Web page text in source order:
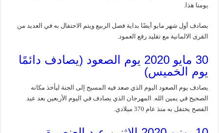
يومنا هذا.
يصادف أول شهر مايو أيضًا بداية فصل الربيع ويتم الاحتفال به في العديد من
القرى الالمانية مع تقليد رفع العمود.
30 مايو 2020 يوم الصعود (يصادف دائمًا
يوم الخميس)
يصادف يوم الصعود اليوم الذي صعد فيه المسيح إلى الجنة ليأخذ مكانه
الصحيح في يمين الله. المهرجان الذي يصادف في اليوم الأربعين بعد عيد
الفصح يحتفل به منذ عام 370 ميلادي.